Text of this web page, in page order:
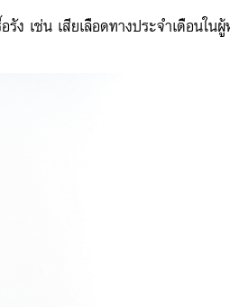
ง เช่น เสียเลือดทางประจำเดือนใน